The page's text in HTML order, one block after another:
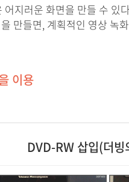
지러운 화면을 만들 수
만들면, 계획적인 영상 녹
이용
DVD-RW 삽입(더빙